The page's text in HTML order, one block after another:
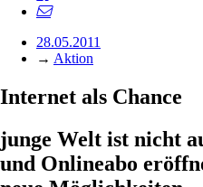
28.05.2011
→ Aktion
Internet als Chance
junge Welt ist nicht
und Onlineabo